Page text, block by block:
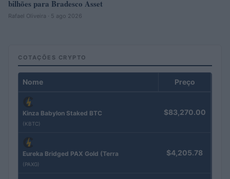
bilhões para Bradesco Asset
Rafael Oliveira · 5 ago 2026
COTAÇÕES CRYPTO
Nome Preço
Kinza Babylon Staked BTC
(KBTC)
$83,270.00
Eureka Bridged PAX Gold (Terra
(PAXG)
$4,205.78